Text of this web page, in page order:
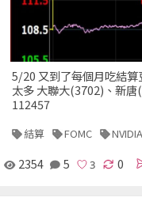
5/20 又到了每個月吃結
太多 大聯大(3702)、新
112457
結算 FOMC
2354 5 0